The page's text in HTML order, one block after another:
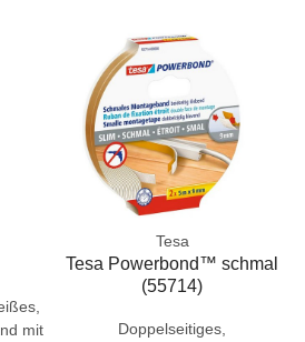
mit
Tesa
Tesa Powerbond™ schmal
(55714)
Doppelseitiges,